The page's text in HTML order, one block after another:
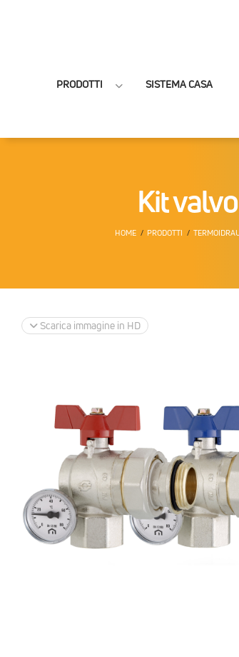
PRODOTTI SISTEMA CASA
Kit
HOME PRODOTTI
Scarica immagine in HD